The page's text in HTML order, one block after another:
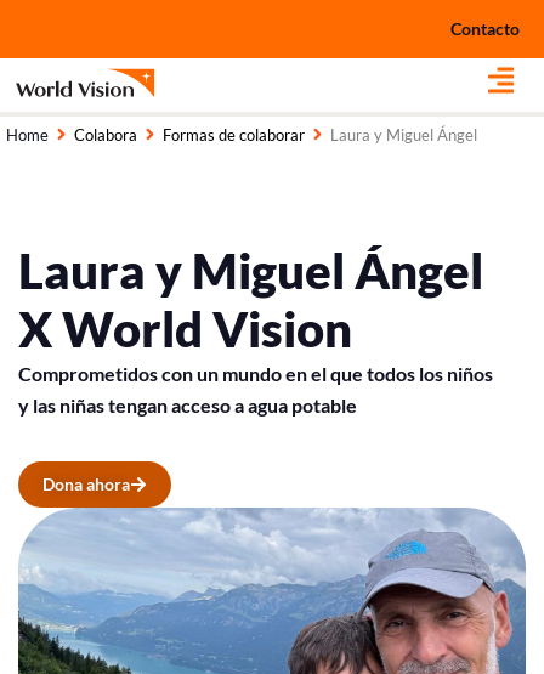
Contacto
Home Colabora Formas de colaborar Laura y Miguel Ángel
Laura y Miguel Ángel
X World Vision
Comprometidos con un mundo en el que todos los niños
y las niñas tengan acceso a agua potable
Dona ahora